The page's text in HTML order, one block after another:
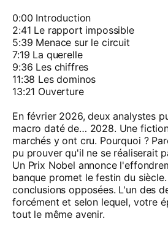
0:00 Introduction
2:41 Le rapport impossible
5:39 Menace sur le circuit
7:19 La querelle
9:36 Les chiffres
11:38 Les dominos
13:21 Ouverture
En février 2026, deux analystes
macro daté de… 2028. Une
marchés y ont cru. Pourquoi ?
pu prouver qu'il ne se réaliserait
Un Prix Nobel annonce
banque promet le festin du
conclusions opposées. L'un des
forcément et selon lequel, votre
tout le même avenir.